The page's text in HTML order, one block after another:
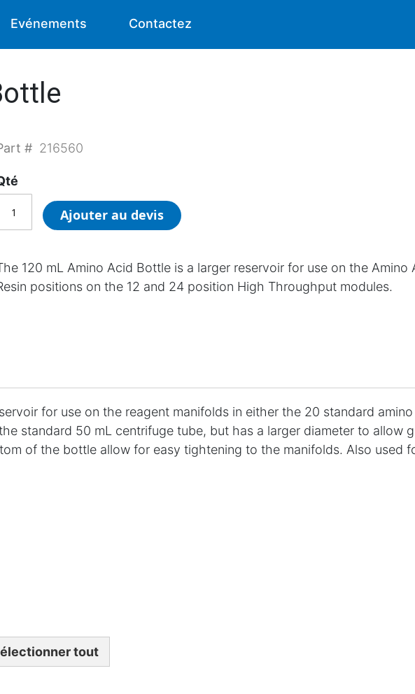
Evénements Contactez
# 216560
Ajouter au devis
120 mL Amino Acid Bottle is a larger reservoir for use on the
positions on the 12 and 24 position High Throughput modules.
for use on the reagent manifolds in either the 20 standard
standard 50 mL centrifuge tube, but has a larger diameter to allow
of the bottle allow for easy tightening to the manifolds. Also used
tout